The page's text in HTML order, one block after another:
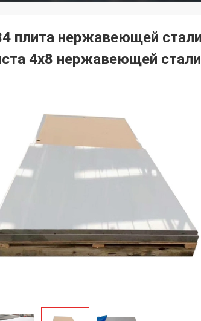
плита нержавеющей
4x8 нержавеющей